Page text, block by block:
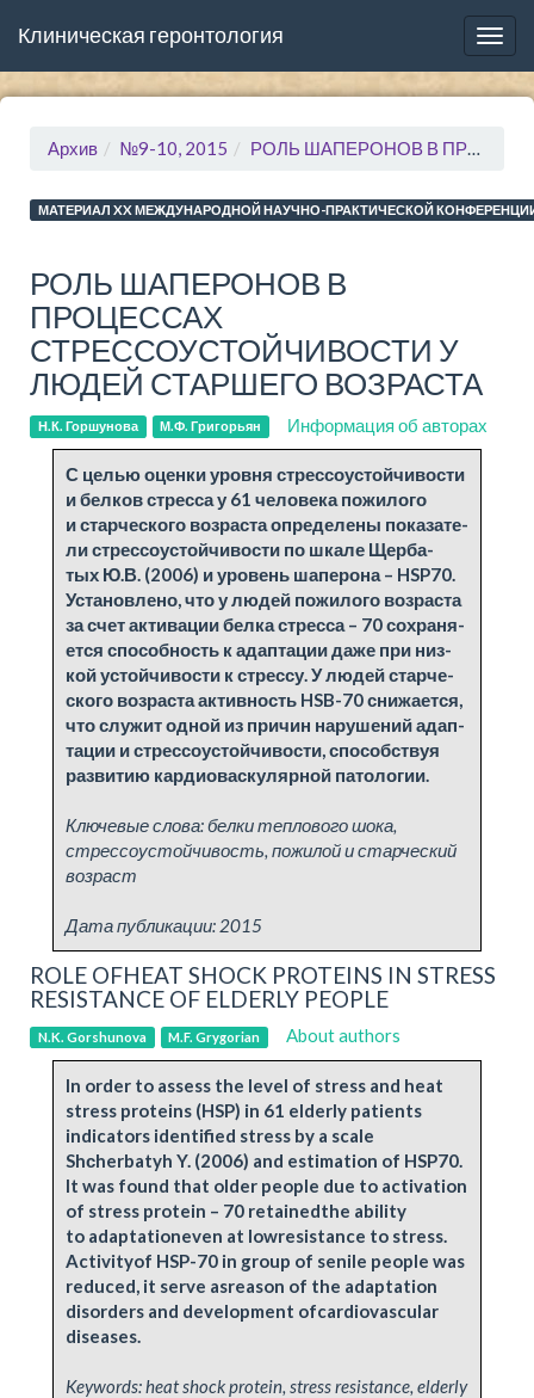
Клиническая геронтология
Архив №9-10, 2015 РОЛЬ ШАПЕРОНОВ В ПРОЦЕССАХ СТРЕССОУСТОЙЧИВОСТИ У ЛЮДЕЙ СТАРШЕГО ВОЗРАСТА
МАТЕРИАЛ XX МЕЖДУНАРОДНОЙ НАУЧНО-ПРАКТИЧЕСКОЙ
РОЛЬ ШАПЕРОНОВ В
ПРОЦЕССАХ
СТРЕССОУСТОЙЧИВОСТИ У
ЛЮДЕЙ СТАРШЕГО ВОЗРАСТА
Н.К. Горшунова М.Ф. Григорьян Информация об авторах
С це­лью оцен­ки уров­ня стрес­со­устой­чи­во­сти
и бел­ков стрес­са у 61 че­ло­ве­ка по­жило­го
и стар­че­ско­го воз­рас­та опре­де­ле­ны по­ка­за­те­
ли стрес­со­устой­чи­во­сти по шка­ле Щер­ба­
тых Ю.В. (2006) и уро­вень ша­пе­ро­на – HSP70.
Уста­нов­ле­но, что у лю­дей по­жило­го воз­рас­та
за счет ак­ти­ва­ции бел­ка стрес­са – 70 сохра­ня­
ет­ся способ­ность к адап­та­ции да­же при низ­
кой устой­чи­во­сти к стрес­су. У лю­дей стар­че­
ско­го воз­рас­та ак­тив­ность HSB-70 сни­жа­ет­ся,
что слу­жит од­ной из при­чин на­ру­ше­ний адап­
та­ции и стрес­со­устой­чи­во­сти, способ­ствуя
раз­ви­тию кар­дио­вас­ку­ляр­ной па­то­ло­гии.
Ключевые слова:белки теплового шока,
стрессоустойчивость, пожилой и старческий
возраст
Дата публикации: 2015
ROLE OFHEAT SHOCK PROTEINS IN STRESS
RESISTANCE OF ELDERLY PEOPLE
N.K. Gorshunova M.F. Grygorian About authors
In order to assess the level of stress and heat
stress proteins (HSP) in 61 elderly patients
indicators identified stress by a scale
Shсherbatyh Y. (2006) and estimation of HSP70.
It was found that older people due to activation
of stress protein – 70 retainedthe ability
to adaptationeven at lowresistance to stress.
Activityof HSP-70 in group of senile people was
reduced, it serve asreason of the adaptation
disorders and development ofcardiovascular
diseases.
Keywords: heat shock protein, stress resistance, elderly